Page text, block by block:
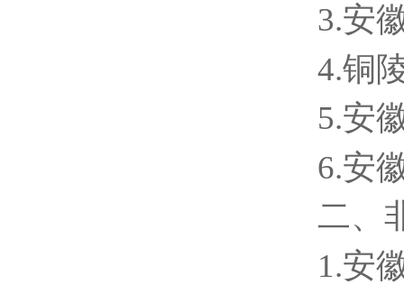
3.安
4.铜
5.安
6.安
二、
1.安